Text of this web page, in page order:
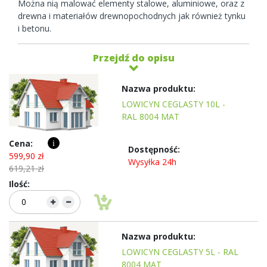
Można nią malować elementy stalowe, aluminiowe, oraz z
drewna i materiałów drewnopochodnych jak również tynku
i betonu.
Przejdź do opisu
Elementy
produktów
grupowanych
LOWICYN CEGLASTY 10L -
RAL 8004 MAT
599,90 zł
619,21 zł
i
Wysyłka 24h
LOWICYN CEGLASTY 5L - RAL
8004 MAT